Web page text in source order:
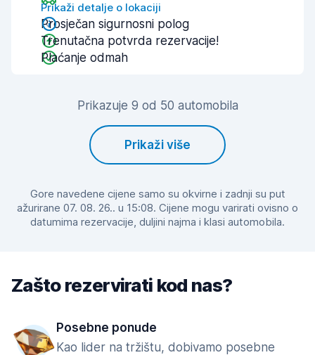
Prikaži detalje o lokaciji
Prosječan sigurnosni polog
Trenutačna potvrda rezervacije!
Plaćanje odmah
Prikazuje 9 od 50 automobila
Prikaži više
Gore navedene cijene samo su okvirne i zadnji su put
ažurirane 07. 08. 26.. u 15:08. Cijene mogu varirati ovisno o
datumima rezervacije, duljini najma i klasi automobila.
Zašto rezervirati kod nas?
Posebne ponude
Kao lider na tržištu, dobivamo posebne